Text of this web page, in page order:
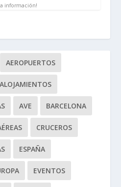
información!
AEROPUERTOS
ALOJAMIENTOS
AVE BARCELONA
CRUCEROS
ESPAÑA
EVENTOS